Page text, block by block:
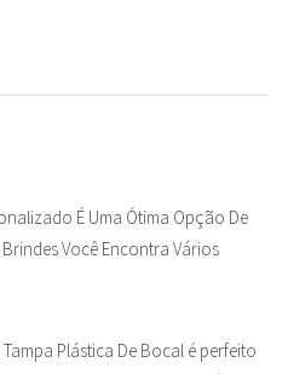
É Uma Ótima Opção De
Você Encontra Vários
Plástica De Bocal é perfeito